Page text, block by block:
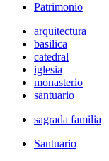
Patrimonio
arquitectura
basilica
catedral
iglesia
monasterio
santuario
sagrada familia
Santuario